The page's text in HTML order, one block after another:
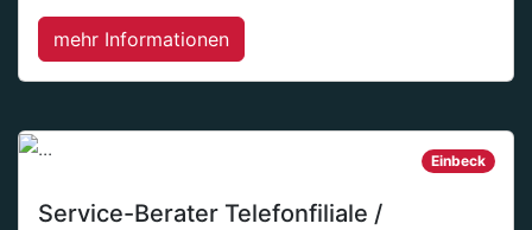
mehr Informationen
Service-Berater Telefonfiliale /
Einbeck